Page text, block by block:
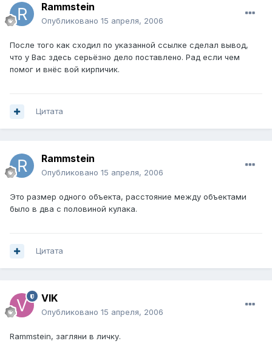
Rammstein
Опубликовано 15 апреля, 2006
После того как сходил по указанной ссылке сделал вывод,
что у Вас здесь серьёзно дело поставлено. Рад если чем
помог и внёс вой кирпичик.
Цитата
Rammstein
Опубликовано 15 апреля, 2006
Это размер одного объекта, расстояние между объектами
было в два с половиной кулака.
Цитата
VIK
Опубликовано 15 апреля, 2006
Rammstein, загляни в личку.